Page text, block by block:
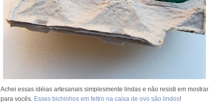
Achei essas idéias artesanais simplesmente lindas e não resisti em mostrar
para vocês. Esses bichinhos em feltro na caixa de ovo são lindos!